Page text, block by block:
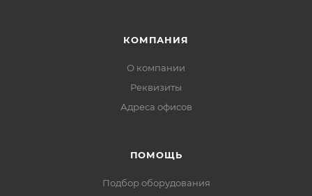
КОМПАНИЯ
О компании
Реквизиты
Адреса офисов
ПОМОЩЬ
Подбор оборудования